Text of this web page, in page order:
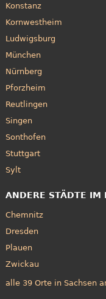
Konstanz
Kornwestheim
Ludwigsburg
München
Nürnberg
Pforzheim
Reutlingen
Singen
Sonthofen
Stuttgart
Sylt
ANDERE STÄDTE IM
Chemnitz
Dresden
Plauen
Zwickau
alle 39 Orte in Sachsen